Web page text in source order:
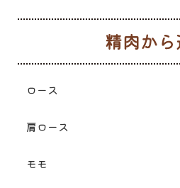
ロース
肩ロース
モモ